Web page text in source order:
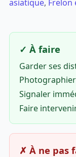
asiatique, Frelon
✓ À faire
Garder ses
Signaler
Faire
✗ À ne pas